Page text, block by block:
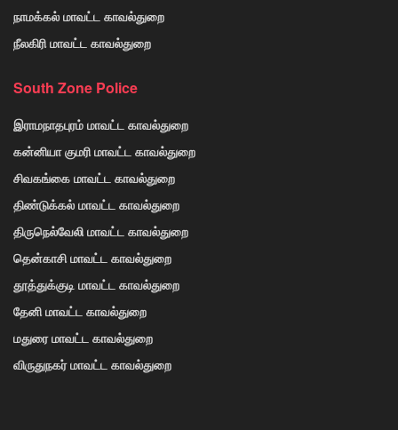
நாமக்கல் மாவட்ட காவல்துறை
நீலகிரி மாவட்ட காவல்துறை
South Zone Police
இராமநாதபுரம் மாவட்ட காவல்துறை
கன்னியா குமரி மாவட்ட காவல்துறை
சிவகங்கை மாவட்ட காவல்துறை
திண்டுக்கல் மாவட்ட காவல்துறை
திருநெல்வேலி மாவட்ட காவல்துறை
தென்காசி மாவட்ட காவல்துறை
தூத்துக்குடி மாவட்ட காவல்துறை
தேனி மாவட்ட காவல்துறை
மதுரை மாவட்ட காவல்துறை
விருதுநகர் மாவட்ட காவல்துறை